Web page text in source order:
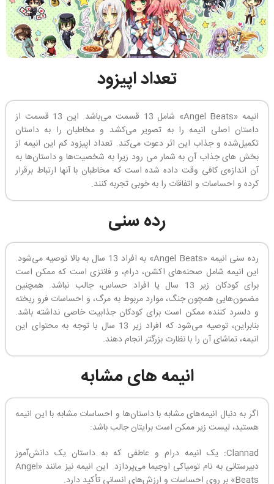
تعداد اپیزود
انیمه «Angel Beats» شامل 13 قسمت می‌باشد. این 13 قسمت از
داستان اصلی انیمه را به تصویر می‌کشد و مخاطبان را به داستان
تکمیل‌شده و جذاب این اثر دعوت می‌کند. تعداد اپیزود کم این انیمه از
بخش های جذاب آن به شمار می رود زیرا به شخصیت‌ها و داستان‌ها به
آن اندازه‌ی کافی وقت داده شده است که مخاطبان با آنها ارتباط برقرار
کرده و احساسات و اتفاقات را به خوبی تجربه کنند.
رده سنی
رده سنی انیمه «Angel Beats» به افراد 13 سال به بالا توصیه می‌شود.
این انیمه شامل صحنه‌های اکشن، درام، و فانتزی است که ممکن است
برای کودکان زیر 13 سال یا افراد حساس، جالب نباشد. همچنین
مضمون‌هایی همچون جنگ، موارد مربوط به مرگ، و احساسات فرو ریخته
و دلسرد کننده ممکن است برای کودکان جذابیت خاصی نداشته باشد.
بنابراین، توصیه می‌شود که افراد زیر 13 سال با توجه به محتوای این
انیمه، تماشای آن را با نظارت بزرگتر انجام دهند.
انیمه های مشابه
اگر به دنبال انیمه‌های مشابه با داستان‌ها و احساسات مشابه با این انیمه
هستید، لیست زیر ممکن است برایتان جالب باشد:
Clannad: یک انیمه درام و عاطفی که به داستان یک دانش‌آموز
دبیرستانی به نام تومیاکی اوجیما می‌پردازد. این انیمه نیز مانند «Angel
Beats» بر روی احساسات و ارزش‌های انسانی تأکید دارد.